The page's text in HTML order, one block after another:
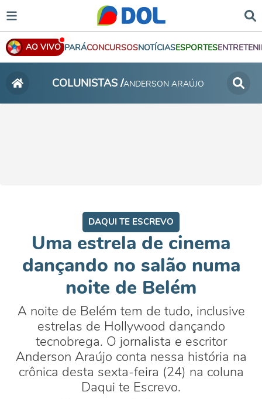
AO VIVO PARÁCONCURSOSNOTÍCIASESPORTES
COLUNISTAS /ANDERSON ARAÚJO
DAQUI TE ESCREVO
Uma estrela de cinema
dançando no salão numa
noite de Belém
A noite de Belém tem de tudo, inclusive
estrelas de Hollywood dançando
tecnobrega. O jornalista e escritor
Anderson Araújo conta nessa história na
crônica desta sexta-feira (24) na coluna
Daqui te Escrevo.